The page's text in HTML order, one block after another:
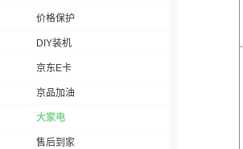
价格保护
DIY装机
京东E卡
京品加油
大家电
售后到家